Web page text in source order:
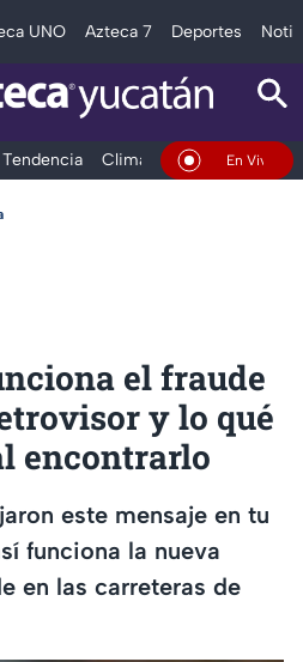
UNO Azteca 7 Deportes
Clima DeportesEn Vivo
el fraude
y lo qué
encontrarlo
este mensaje en tu
funciona la nueva
en las carreteras de